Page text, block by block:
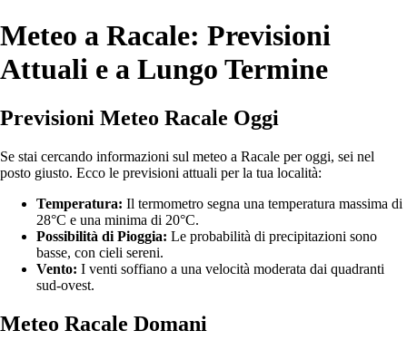
Meteo a Racale: Previsioni
Attuali e a Lungo Termine
Previsioni Meteo Racale Oggi
Se stai cercando informazioni sul meteo a Racale per oggi, sei nel
posto giusto. Ecco le previsioni attuali per la tua località:
Temperatura: Il termometro segna una temperatura massima di
28°C e una minima di 20°C.
Possibilità di Pioggia: Le probabilità di precipitazioni sono
basse, con cieli sereni.
Vento: I venti soffiano a una velocità moderata dai quadranti
sud-ovest.
Meteo Racale Domani